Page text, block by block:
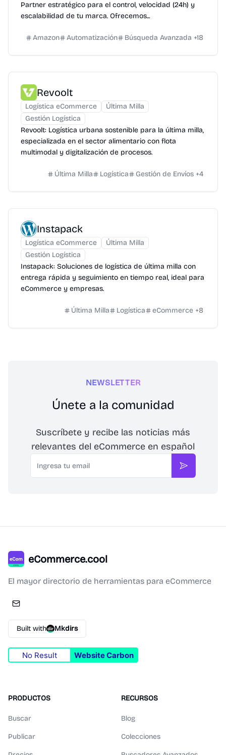
Partner estratégico para el control, velocidad (24h) y
escalabilidad de tu marca. Ofrecemos...
Amazon Automatización Búsqueda Avanzada +18
Revoolt
Logística eCommerce
Última Milla
Gestión Logística
Revoolt: Logística urbana sostenible para la última milla,
especializada en el sector alimentario con flota
multimodal y digitalización de procesos.
Última Milla Logística Gestión de Envíos +4
Instapack
Logística eCommerce
Última Milla
Gestión Logística
Instapack: Soluciones de logística de última milla con
entrega rápida y seguimiento en tiempo real, ideal para
eCommerce y empresas.
Última Milla Logística eCommerce +8
NEWSLETTER
Únete a la comunidad
Suscríbete y recibe las noticias más
relevantes del eCommerce en español
Email
Suscribirse
eCommerce.cool
El mayor directorio de herramientas para eCommerce
Built with Mkdirs
No Result Website Carbon
PRODUCTOS
Buscar
Publicar
RECURSOS
Blog
Colecciones